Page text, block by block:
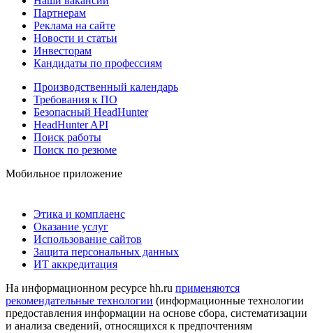
Партнерам
Реклама на сайте
Новости и статьи
Инвесторам
Кандидаты по профессиям
Производственный календарь
Требования к ПО
Безопасный HeadHunter
HeadHunter API
Поиск работы
Поиск по резюме
Мобильное приложение
Этика и комплаенс
Оказание услуг
Использование сайтов
Защита персональных данных
ИТ аккредитация
На информационном ресурсе hh.ru применяются
рекомендательные технологии (информационные технологии
предоставления информации на основе сбора, систематизации
и анализа сведений, относящихся к предпочтениям